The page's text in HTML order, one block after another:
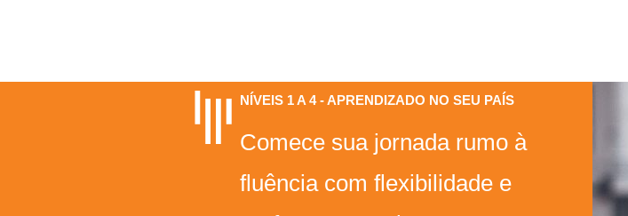
NÍVEIS 1 A 4 - APRENDIZADO NO SEU PAÍS
Comece sua jornada rumo à
fluência com flexibilidade e